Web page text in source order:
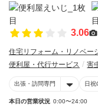
3.06
住宅リフォーム・リノベー
便利屋・代行サービス
害
出張・訪問専門 日祝
本日の営業状況 0:00〜24:00